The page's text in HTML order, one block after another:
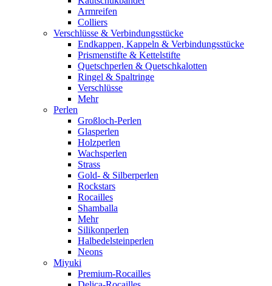
Armreifen
Colliers
Verschlüsse & Verbindungsstücke
Endkappen, Kappeln & Verbindungsstücke
Prismenstifte & Kettelstifte
Quetschperlen & Quetschkalotten
Ringel & Spaltringe
Verschlüsse
Mehr
Perlen
Großloch-Perlen
Glasperlen
Holzperlen
Wachsperlen
Strass
Gold- & Silberperlen
Rockstars
Rocailles
Shamballa
Mehr
Silikonperlen
Halbedelsteinperlen
Neons
Miyuki
Premium-Rocailles